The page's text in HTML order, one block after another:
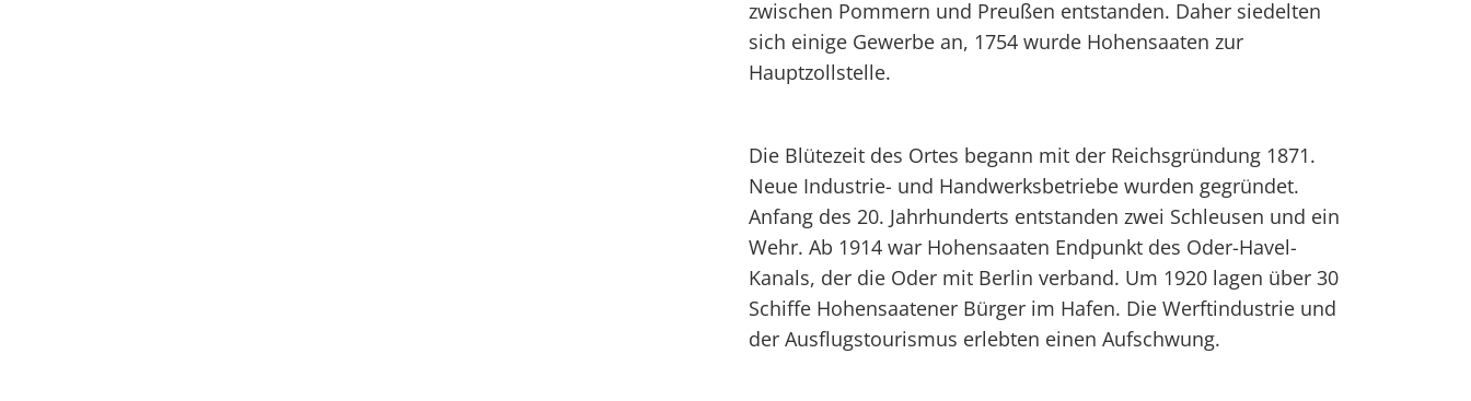
zwischen Pommern und Preußen entstanden. Daher siedelten
sich einige Gewerbe an, 1754 wurde Hohensaaten zur
Hauptzollstelle.
Die Blütezeit des Ortes begann mit der Reichsgründung 1871.
Neue Industrie- und Handwerksbetriebe wurden gegründet.
Anfang des 20. Jahrhunderts entstanden zwei Schleusen und ein
Wehr. Ab 1914 war Hohensaaten Endpunkt des Oder-Havel-
Kanals, der die Oder mit Berlin verband. Um 1920 lagen über 30
Schiffe Hohensaatener Bürger im Hafen. Die Werftindustrie und
der Ausflugstourismus erlebten einen Aufschwung.